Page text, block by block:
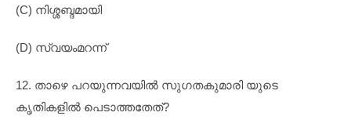
(C) നിശ്ശബ്ദമായി
(D) സ്വയംമറന്ന്
12. താഴെ പറയുന്നവയിൽ സുഗതകുമാരി യുടെ
കൃതികളിൽ പെടാത്തതേത്?